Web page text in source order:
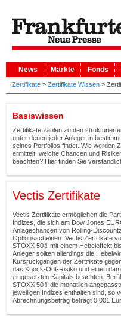
News Märkte Fonds
Zertifikate » Zertifikate Wissen »
Basiswissen
Zertifikate zählen zu den
unter denen jeder Anleger in
seines Portfolios findet. Wie werden
ermittelt, welche Chancen und
beachten? Hier finden Sie
Vectis Zertifikate
Vectis Zertifikate ermöglichen die
Indizes, die sich am Dow Jones
Anlagechancen von Rolling-
Optionsscheinen. Vectis Zertifikate
STOXX 50® mit einem Hebeleffekt
Anleger sollten allerdings die
Kursrückgängen der Zertifikate
das Knock-Out-Risiko und einen
eingesetzten Kapitals beachten.
STOXX 50® die monatlich
jeweiligen Indizes enthalten sind, so
Abrechnungsbetrag beträgt 0,001